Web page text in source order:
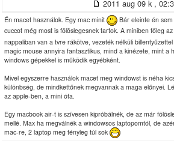
2011 aug 09 k ,
Én macet használok. Egy mac minit
Bár eleinte én
cuccot még most is fölöslegesnek tartok. A miniben főleg
nappaliban van a tvre rákötve, vezeték nélküli
magic mouse annyira fantasztikus, mind a kinézete, mint a
windows gépekkel is működik egyébként.
Mivel egyszerre használok macet meg windowst is néha
különbség, de mindkettőnek megvannak a maga előnyei.
az apple-ben, a mini óta.
Egy macbook air-t is szívesen kipróbálnék, de az már
mellé. Max ha megválnék a windowsos laptopomtól, de
mac-re, 2 laptop meg tényleg túl sok